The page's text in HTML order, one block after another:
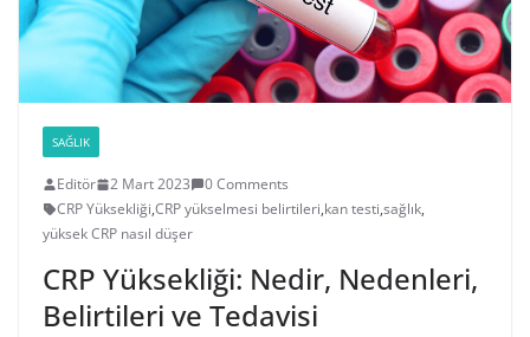
SAĞLIK
Editör 2 Mart 2023
0 Comments
CRP Yüksekliği,CRP yükselmesi belirtileri,kan testi,sağlık,
yüksek CRP nasıl düşer
CRP Yüksekliği: Nedir, Nedenleri,
Belirtileri ve Tedavisi